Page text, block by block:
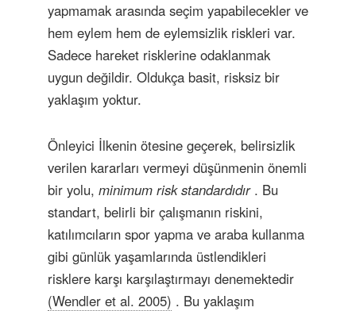
yapmamak arasında seçim yapabilecekler ve
hem eylem hem de eylemsizlik riskleri var.
Sadece hareket risklerine odaklanmak
uygun değildir. Oldukça basit, risksiz bir
yaklaşım yoktur.
Önleyici İlkenin ötesine geçerek, belirsizlik
verilen kararları vermeyi düşünmenin önemli
bir yolu, minimum risk standardıdır. Bu
standart, belirli bir çalışmanın riskini,
katılımcıların spor yapma ve araba kullanma
gibi günlük yaşamlarında üstlendikleri
risklere karşı karşılaştırmayı denemektedir
(Wendler et al. 2005) . Bu yaklaşım